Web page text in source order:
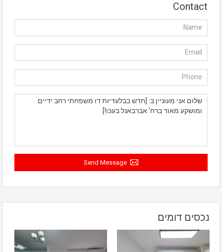
Contact
Send Message
נכסים דומים